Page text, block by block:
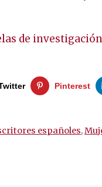
de
Pinterest
españoles,